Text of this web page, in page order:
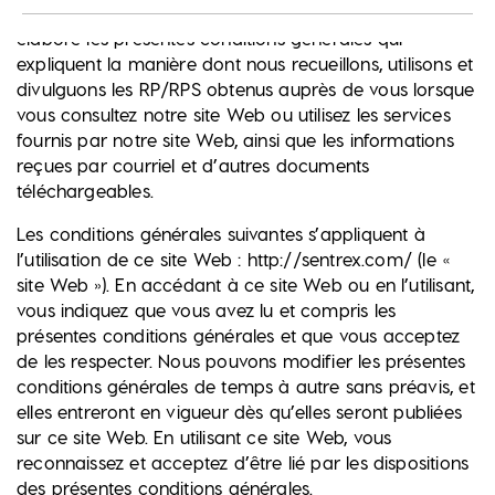
renseignements personnels de santé (RPS), nous avons
élaboré les présentes conditions générales qui
expliquent la manière dont nous recueillons, utilisons et
divulguons les RP/RPS obtenus auprès de vous lorsque
vous consultez notre site Web ou utilisez les services
fournis par notre site Web, ainsi que les informations
reçues par courriel et d’autres documents
téléchargeables.
Les conditions générales suivantes s’appliquent à
l’utilisation de ce site Web : http://sentrex.com/ (le «
site Web »). En accédant à ce site Web ou en l’utilisant,
vous indiquez que vous avez lu et compris les
présentes conditions générales et que vous acceptez
de les respecter. Nous pouvons modifier les présentes
conditions générales de temps à autre sans préavis, et
elles entreront en vigueur dès qu’elles seront publiées
sur ce site Web. En utilisant ce site Web, vous
reconnaissez et acceptez d’être lié par les dispositions
des présentes conditions générales.